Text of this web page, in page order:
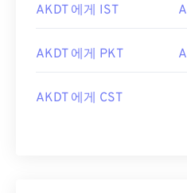
AKDT 에게 IST
AKDT 에게 PKT
AKDT 에게 CST